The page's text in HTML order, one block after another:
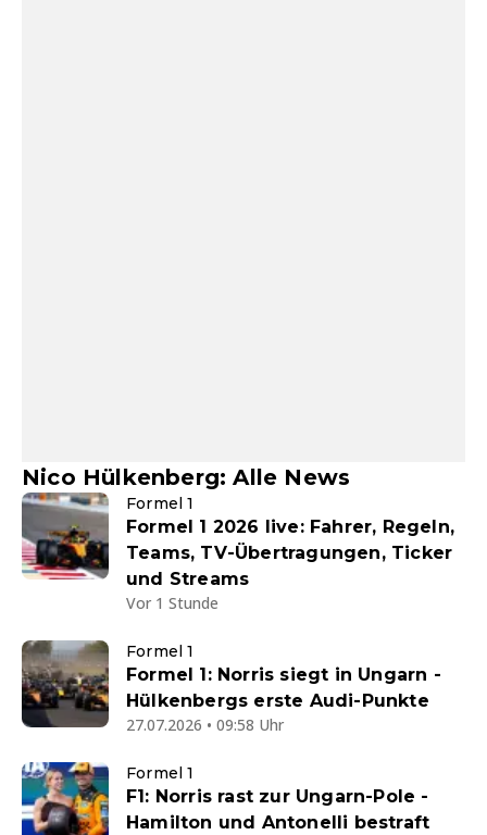
Nico Hülkenberg: Alle News
Formel 1
Formel 1 2026 live: Fahrer, Regeln,
Teams, TV-Übertragungen, Ticker
und Streams
Vor 1 Stunde
Formel 1
Formel 1: Norris siegt in Ungarn -
Hülkenbergs erste Audi-Punkte
27.07.2026 • 09:58 Uhr
Formel 1
F1: Norris rast zur Ungarn-Pole -
Hamilton und Antonelli bestraft